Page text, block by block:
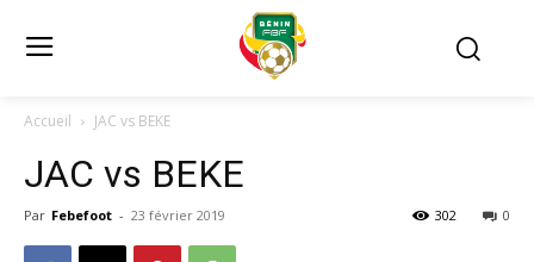
Accueil JAC vs BEKE
JAC vs BEKE
Par Febefoot - 23 février 2019 0
302